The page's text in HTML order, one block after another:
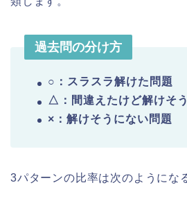
過去問の分け方
○：スラスラ解けた問題
△：間違えたけど解けそ
×：解けそうにない問題
3パターンの比率は次のようにな